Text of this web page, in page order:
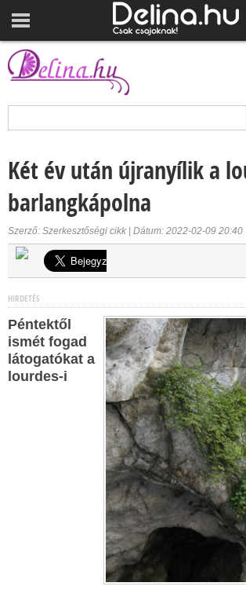
Két év után újranyílik a
barlangkápolna
Szerző: Szerkesztőségi cikk | Dátum: 2022-02-09 20:40
HIRDETÉS
Péntektől
ismét fogad
látogatókat a
lourdes-i